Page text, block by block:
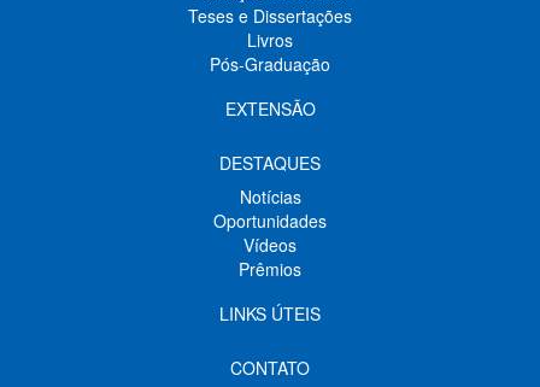
Teses e Dissertações
Livros
Pós-Graduação
EXTENSÃO
DESTAQUES
Notícias
Oportunidades
Vídeos
Prêmios
LINKS ÚTEIS
CONTATO